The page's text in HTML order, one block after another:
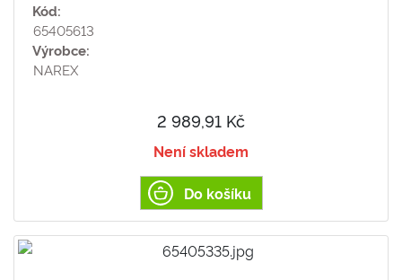
Kód:
65405613
Výrobce:
NAREX
2 989,91 Kč
Není skladem
Do košíku